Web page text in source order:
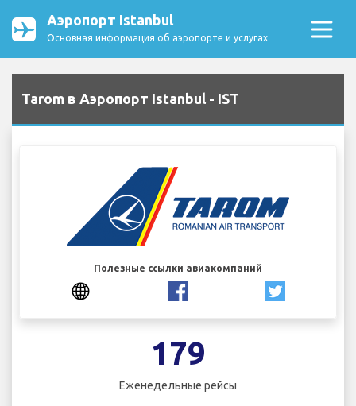
Аэропорт Istanbul
Основная информация об аэропорте и услугах
Tarom в Аэропорт Istanbul - IST
Полезные ссылки авиакомпаний
179
Еженедельные рейсы